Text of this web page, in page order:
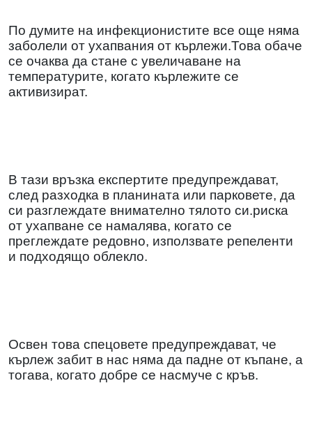
По думите на инфекционистите все още няма
заболели от ухапвания от кърлежи.Това обаче
се очаква да стане с увеличаване на
температурите, когато кърлежите се
активизират.
В тази връзка експертите предупреждават,
след разходка в планината или парковете, да
си разглеждате внимателно тялото си.риска
от ухапване се намалява, когато се
преглеждате редовно, използвате репеленти
и подходящо облекло.
Освен това спецовете предупреждават, че
кърлеж забит в нас няма да падне от къпане, а
тогава, когато добре се насмуче с кръв.